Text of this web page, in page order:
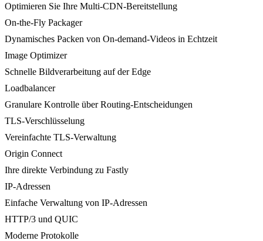
Optimieren Sie Ihre Multi-CDN-Bereitstellung
On-the-Fly Packager
Dynamisches Packen von On-demand-Videos in Echtzeit
Image Optimizer
Schnelle Bildverarbeitung auf der Edge
Loadbalancer
Granulare Kontrolle über Routing-Entscheidungen
TLS-Verschlüsselung
Vereinfachte TLS-Verwaltung
Origin Connect
Ihre direkte Verbindung zu Fastly
IP-Adressen
Einfache Verwaltung von IP-Adressen
HTTP/3 und QUIC
Moderne Protokolle